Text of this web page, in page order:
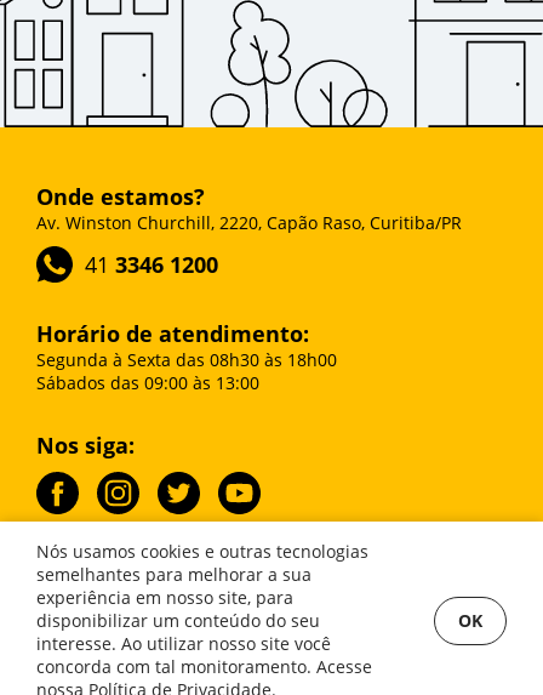
Nós usamos cookies e outras tecnologias
semelhantes para melhorar a sua
experiência em nosso site, para
disponibilizar um conteúdo do seu
interesse. Ao utilizar nosso site você
concorda com tal monitoramento. Acesse
nossa Política de Privacidade.
OK
Onde estamos?
Av. Winston Churchill, 2220, Capão Raso, Curitiba/PR
41 3346 1200
Horário de atendimento:
Segunda à Sexta das 08h30 às 18h00
Sábados das 09:00 às 13:00
Nos siga:
Imobiliária Lombardi © 2026. Creci 0285J. Todos os direitos reservados.
Política de privacidade.
SistemaCasaSoft- Feito pelaPaper